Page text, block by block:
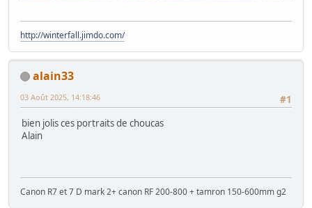
http://winterfall.jimdo.com/
alain33
#1
03 Août 2025, 14:18:46
bien jolis ces portraits de choucas
Alain
Canon R7 et 7 D mark 2+ canon RF 200-800 + tamron 150-600mm g2